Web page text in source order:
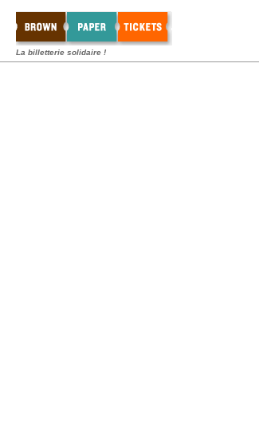
La billetterie solidaire !